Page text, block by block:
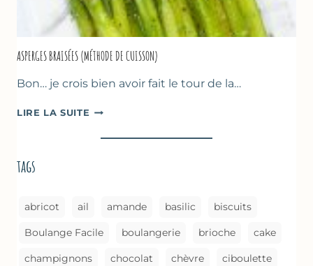
ASPERGES BRAISÉES (MÉTHODE DE CUISSON)
Bon… je crois bien avoir fait le tour de la…
LIRE LA SUITE ASPERGES
(MÉTHODE
tags
abricot ail amande basilic biscuits
Boulange Facile boulangerie brioche cake
champignons chocolat chèvre ciboulette